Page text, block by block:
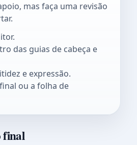
mas faça uma revisão
das guias de cabeça e
e expressão.
ou a folha de
final